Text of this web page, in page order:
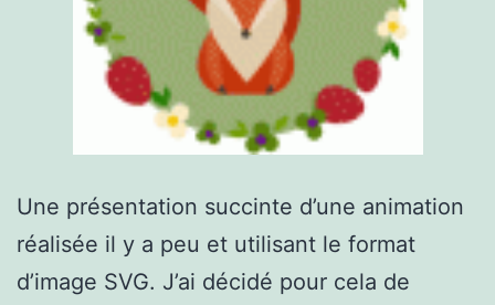
Une présentation succinte d’une animation
réalisée il y a peu et utilisant le format
d’image SVG. J’ai décidé pour cela de